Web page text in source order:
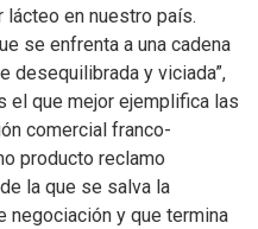
en nuestro país.
se enfrenta a una cadena
desequilibrada y viciada”,
el que mejor ejemplifica las
comercial franco-
producto reclamo
la que se salva la
negociación y que termina